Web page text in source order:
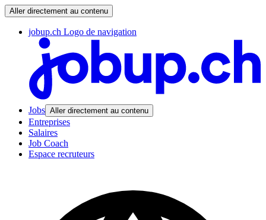
Aller directement au contenu
jobup.ch Logo de navigation
Jobs Aller directement au contenu
Entreprises
Salaires
Job Coach
Espace recruteurs